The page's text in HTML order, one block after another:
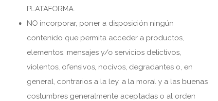
PLATAFORMA.
NO incorporar, poner a disposición ningún
contenido que permita acceder a productos,
elementos, mensajes y/o servicios delictivos,
violentos, ofensivos, nocivos, degradantes o, en
general, contrarios a la ley, a la moral y a las buenas
costumbres generalmente aceptadas o al orden